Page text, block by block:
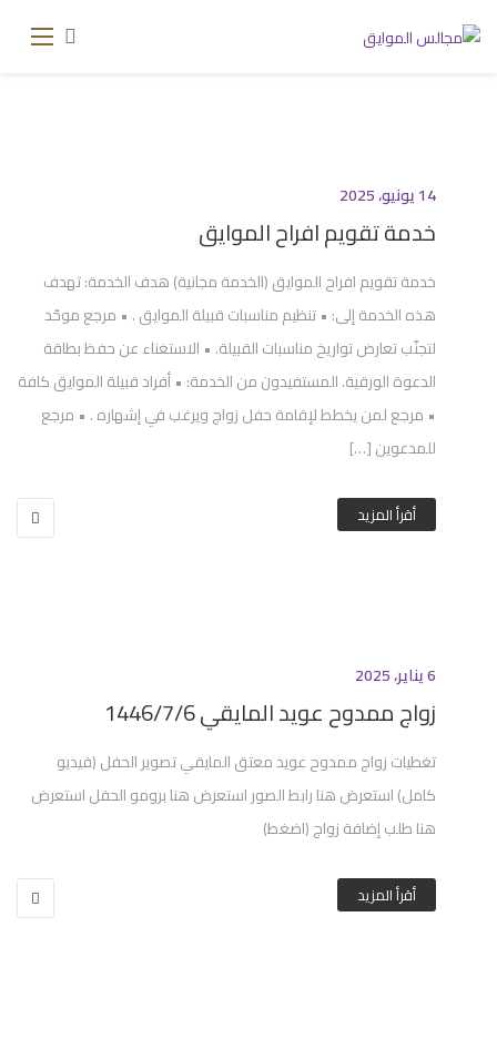
14 يونيو، 2025
خدمة تقويم افراح الموايق
خدمة تقويم افراح الموايق (الخدمة مجانية) هدف الخدمة: تهدف
هذه الخدمة إلى: • تنظيم مناسبات قبيلة الموايق . • مرجع موحّد
لتجنّب تعارض تواريخ مناسبات القبيلة. • الاستغناء عن حفظ بطاقة
الدعوة الورقية. المستفيدون من الخدمة: • أفراد قبيلة الموايق كافة
• مرجع لمن يخطط لإقامة حفل زواج ويرغب في إشهاره . • مرجع
للمدعوين […]
أقرأ المزيد
6 يناير، 2025
زواج ممدوح عويد المايقي 1446/7/6
تغطيات زواج ممدوح عويد معتق المايقي تصوير الحفل (فيديو
كامل) استعرض هنا رابط الصور استعرض هنا برومو الحفل استعرض
هنا طلب إضافة زواج (اضغط)
أقرأ المزيد